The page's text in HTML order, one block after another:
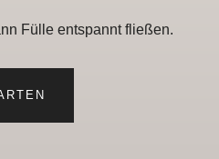
Fülle entspannt fließen.